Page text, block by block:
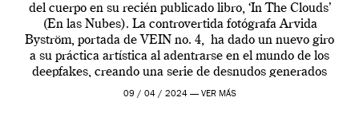
del cuerpo en su recién publicado libro, ‘In The Clouds’
(En las Nubes). La controvertida fotógrafa Arvida
Byström, portada de VEIN no. 4, ha dado un nuevo giro
a su práctica artística al adentrarse en el mundo de los
deepfakes, creando una serie de desnudos generados
por […]
09 / 04 / 2024 — VER MÁS